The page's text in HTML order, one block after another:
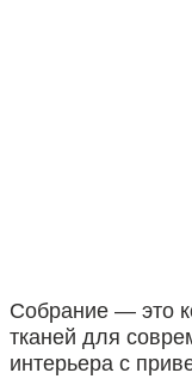
Собрание — это
тканей для
интерьера с